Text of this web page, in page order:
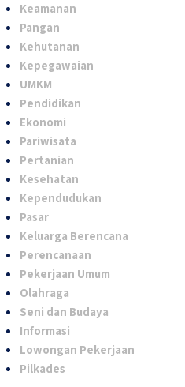
Keamanan
Pangan
Kehutanan
Kepegawaian
UMKM
Pendidikan
Ekonomi
Pariwisata
Pertanian
Kesehatan
Kependudukan
Pasar
Keluarga Berencana
Perencanaan
Pekerjaan Umum
Olahraga
Seni dan Budaya
Informasi
Lowongan Pekerjaan
Pilkades